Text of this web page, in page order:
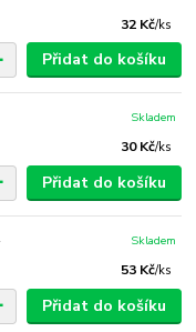
32 Kč/ks
Přidat do košíku
30 Kč/ks
Skladem
Přidat do košíku
53 Kč/ks
Skladem
Přidat do košíku